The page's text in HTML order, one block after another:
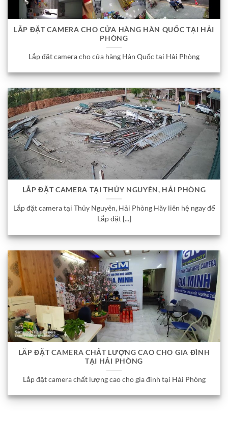
LẮP ĐẶT CAMERA CHO CỬA HÀNG HÀN QUỐC TẠI HẢI
PHÒNG
Lắp đặt camera cho cửa hàng Hàn Quốc tại Hải Phòng
LẮP ĐẶT CAMERA TẠI THỦY NGUYÊN, HẢI PHÒNG
Lắp đặt camera tại Thủy Nguyên, Hải Phòng Hãy liên hệ ngay để
Lắp đặt [...]
LẮP ĐẶT CAMERA CHẤT LƯỢNG CAO CHO GIA ĐÌNH
TẠI HẢI PHÒNG
Lắp đặt camera chất lượng cao cho gia đình tại Hải Phòng